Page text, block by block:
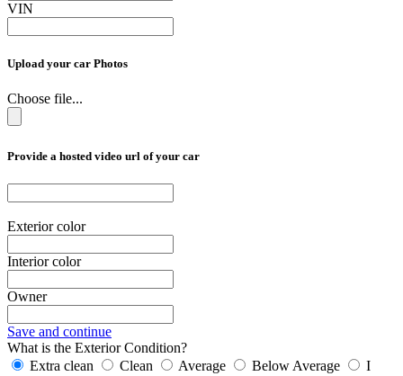
VIN
Upload your car Photos
Choose file...
Provide a hosted video url of your car
Exterior color
Interior color
Owner
Save and continue
What is the Exterior Condition?
Extra clean
Clean Average Below Average
I